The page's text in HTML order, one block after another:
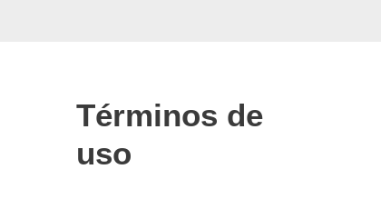
Términos de
uso